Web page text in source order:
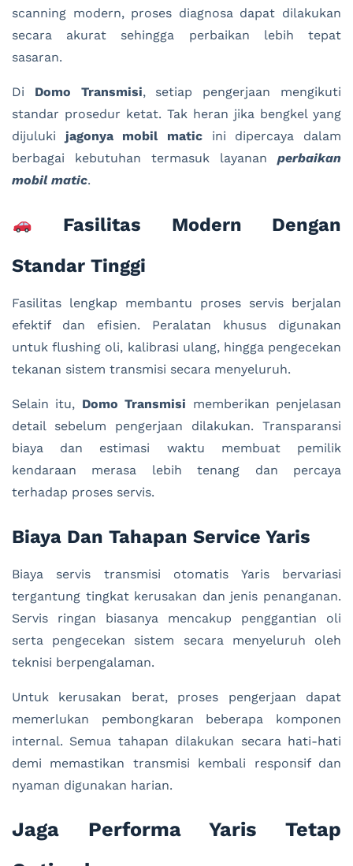
scanning modern, proses diagnosa dapat dilakukan
secara akurat sehingga perbaikan lebih tepat
sasaran.
Di Domo Transmisi, setiap pengerjaan mengikuti
standar prosedur ketat. Tak heran jika bengkel yang
dijuluki jagonya mobil matic ini dipercaya dalam
berbagai kebutuhan termasuk layanan perbaikan
mobil matic.
Fasilitas Modern Dengan
Standar Tinggi
Fasilitas lengkap membantu proses servis berjalan
efektif dan efisien. Peralatan khusus digunakan
untuk flushing oli, kalibrasi ulang, hingga pengecekan
tekanan sistem transmisi secara menyeluruh.
Selain itu, Domo Transmisi memberikan penjelasan
detail sebelum pengerjaan dilakukan. Transparansi
biaya dan estimasi waktu membuat pemilik
kendaraan merasa lebih tenang dan percaya
terhadap proses servis.
Biaya Dan Tahapan Service Yaris
Biaya servis transmisi otomatis Yaris bervariasi
tergantung tingkat kerusakan dan jenis penanganan.
Servis ringan biasanya mencakup penggantian oli
serta pengecekan sistem secara menyeluruh oleh
teknisi berpengalaman.
Untuk kerusakan berat, proses pengerjaan dapat
memerlukan pembongkaran beberapa komponen
internal. Semua tahapan dilakukan secara hati-hati
demi memastikan transmisi kembali responsif dan
nyaman digunakan harian.
Jaga Performa Yaris Tetap